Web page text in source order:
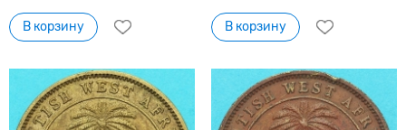
В корзину В корзину